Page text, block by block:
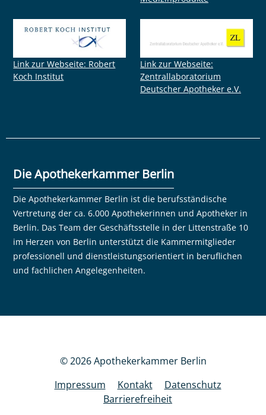
Link zur Webseite: Robert
Koch Institut
Link zur Webseite:
Zentrallaboratorium
Deutscher Apotheker e.V.
Die Apothekerkammer Berlin
Die Apothekerkammer Berlin ist die berufsständische
Vertretung der ca. 6.000 Apothekerinnen und Apotheker in
Berlin. Das Team der Geschäftsstelle in der Littenstraße 10
im Herzen von Berlin unterstützt die Kammermitglieder
professionell und dienstleistungsorientiert in beruflichen
und fachlichen Angelegenheiten.
© 2026 Apothekerkammer Berlin
Impressum
Kontakt
Datenschutz
Barrierefreiheit